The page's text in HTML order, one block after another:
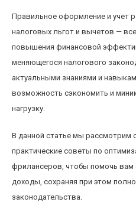
Правильное оформление и учет
налоговых льгот и вычетов —
повышения финансовой
меняющегося налогового
актуальными знаниями и
возможность сэкономить и
нагрузку.
В данной статье мы рассмотрим
практические советы по
фрилансеров, чтобы помочь вам
доходы, сохраняя при этом
законодательства.